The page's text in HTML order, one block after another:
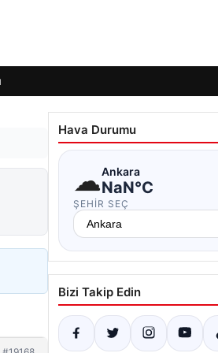
Hava Durumu
☁Ankara
NaN°C
ŞEHIR SEÇ
Bizi Takip Edin